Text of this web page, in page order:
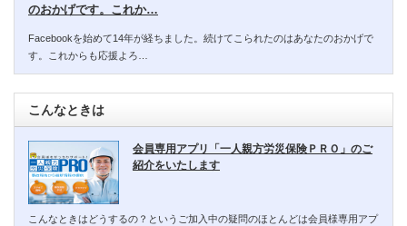
のおかげです。これか…
Facebookを始めて14年が経ちました。続けてこられたのはあなたのおかげで
す。これからも応援よろ…
こんなときは
会員専用アプリ「一人親方労災保険ＰＲＯ」のご
紹介をいたします
こんなときはどうするの？というご加入中の疑問のほとんどは会員様専用アプ